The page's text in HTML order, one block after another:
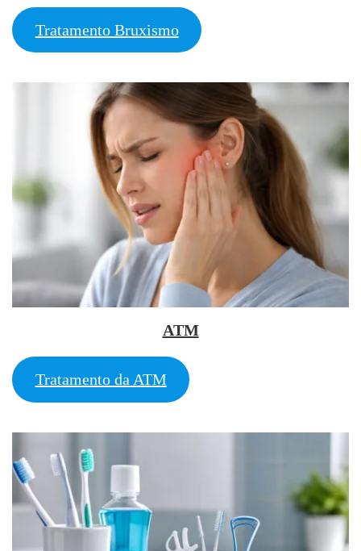
Tratamento Bruxismo
ATM
Tratamento da ATM